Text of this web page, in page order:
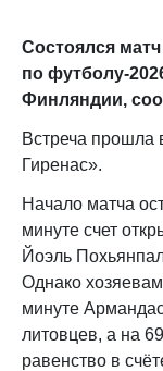
Состоялся
по футболу-
Финляндии,
Встреча прошла
Гиренас».
Начало матча
минуте счет
Йоэль
Однако
минуте
литовцев, а на
равенство в